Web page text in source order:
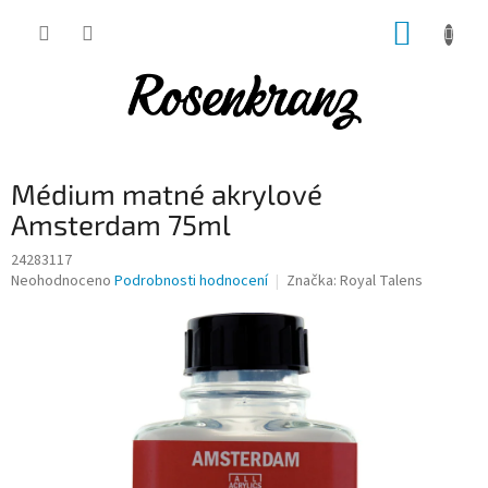
Médium matné akrylové
Amsterdam 75ml
24283117
Průměrné
Neohodnoceno Podrobnosti hodnocení Značka: Royal Talens